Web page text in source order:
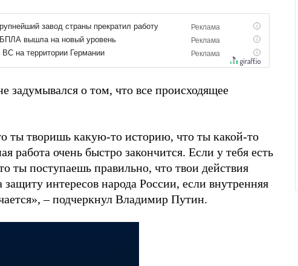
задумывался о том, что все происходящее
ты творишь какую-то историю, что ты какой-то
работа очень быстро закончится. Если у тебя есть
ты поступаешь правильно, что твои действия
интересов народа России, если внутренняя
– подчеркнул Владимир Путин.